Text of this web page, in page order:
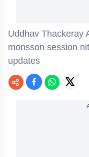
Uddhav Thackeray
monsson session
updates